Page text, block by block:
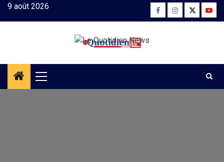
Skip9 août 2026 Facebook
Instagram
Twitter
Primary
Menu